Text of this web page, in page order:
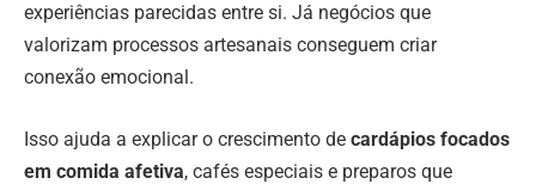
experiências parecidas entre si. Já negócios que
valorizam processos artesanais conseguem criar
conexão emocional.
Isso ajuda a explicar o crescimento de cardápios focados
em comida afetiva, cafés especiais e preparos que